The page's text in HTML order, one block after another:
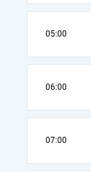
05:00
06:00
07:00